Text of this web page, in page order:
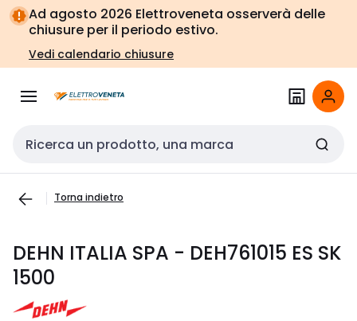
Vai alla
navigazione
Vai
alla
pagina
Ad agosto 2026 Elettroveneta osserverà delle
chiusure per il periodo estivo.
Vedi calendario chiusure
Cerca input
Torna indietro
DEHN ITALIA SPA - DEH761015 ES SK
1500